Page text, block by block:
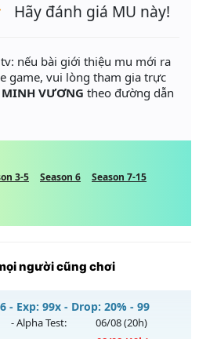
Hãy đánh giá MU này!
nếu bài giới thiệu mu mới ra
game, vui lòng tham gia trực
VƯƠNG theo đường dẫn
3-5 Season 6
Season 7-15
người cũng chơi
- Exp: 99x - Drop: 20% - 99
- Alpha Test: 06/08(20h)